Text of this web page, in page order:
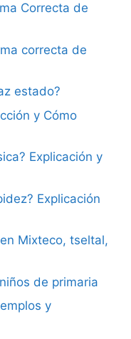
Correcta de
correcta de
estado?
y Cómo
Explicación y
Explicación
Mixteco, tseltal,
de primaria
y